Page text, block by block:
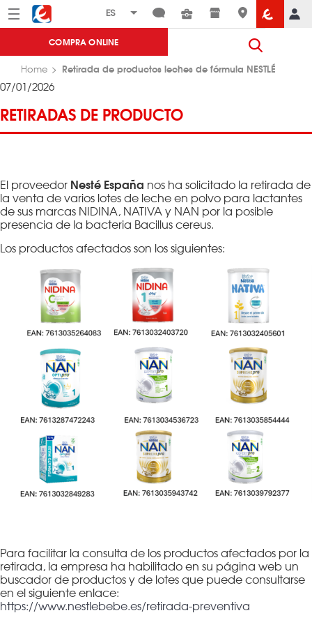
Menú Eroski
COMPRA ONLINE
Home Retirada de productos leches de fórmula NESTLÉ
07/01/2026
RETIRADAS DE PRODUCTO
El proveedor Nesté España nos ha solicitado la retirada de
la venta de varios lotes de leche en polvo para lactantes
de sus marcas NIDINA, NATIVA y NAN por la posible
presencia de la bacteria Bacillus cereus.
Los productos afectados son los siguientes:
Para facilitar la consulta de los productos afectados por la
retirada, la empresa ha habilitado en su página web un
buscador de productos y de lotes que puede consultarse
en el siguiente enlace:
https://www.nestlebebe.es/retirada-preventiva